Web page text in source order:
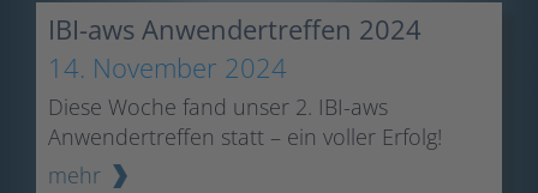
IBI-aws Anwendertreffen 2024
14. November 2024
Diese Woche fand unser 2. IBI-aws
Anwendertreffen statt – ein voller Erfolg!
mehr